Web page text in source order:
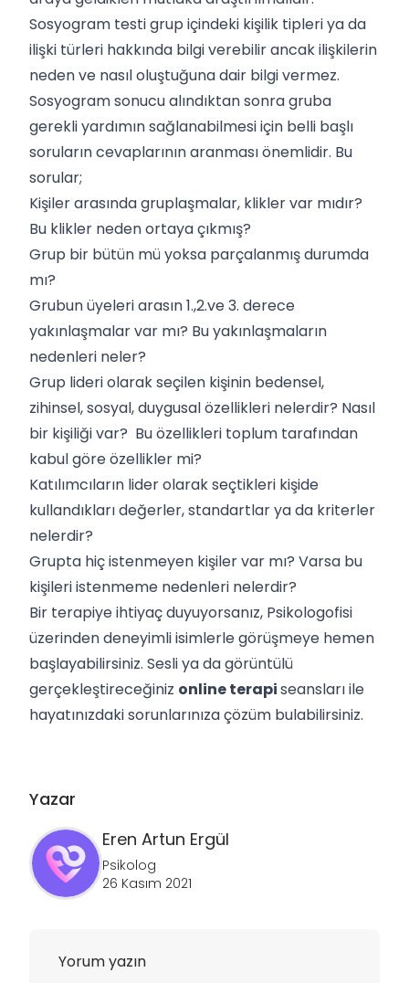
Sosyogram testi grup içindeki kişilik tipleri ya da
ilişki türleri hakkında bilgi verebilir ancak ilişkilerin
neden ve nasıl oluştuğuna dair bilgi vermez.
Sosyogram sonucu alındıktan sonra gruba
gerekli yardımın sağlanabilmesi için belli başlı
soruların cevaplarının aranması önemlidir. Bu
sorular;
Kişiler arasında gruplaşmalar, klikler var mıdır?
Bu klikler neden ortaya çıkmış?
Grup bir bütün mü yoksa parçalanmış durumda
mı?
Grubun üyeleri arasın 1.,2.ve 3. derece
yakınlaşmalar var mı? Bu yakınlaşmaların
nedenleri neler?
Grup lideri olarak seçilen kişinin bedensel,
zihinsel, sosyal, duygusal özellikleri nelerdir? Nasıl
bir kişiliği var? Bu özellikleri toplum tarafından
kabul göre özellikler mi?
Katılımcıların lider olarak seçtikleri kişide
kullandıkları değerler, standartlar ya da kriterler
nelerdir?
Grupta hiç istenmeyen kişiler var mı? Varsa bu
kişileri istenmeme nedenleri nelerdir?
Bir terapiye ihtiyaç duyuyorsanız, Psikologofisi
üzerinden deneyimli isimlerle görüşmeye hemen
başlayabilirsiniz. Sesli ya da görüntülü
gerçekleştireceğiniz online terapiseansları ile
hayatınızdaki sorunlarınıza çözüm bulabilirsiniz.
Yazar
Eren Artun Ergül
Psikolog
26 Kasım 2021
Yorum yazın